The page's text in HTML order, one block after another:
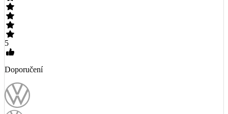
5
Doporučení